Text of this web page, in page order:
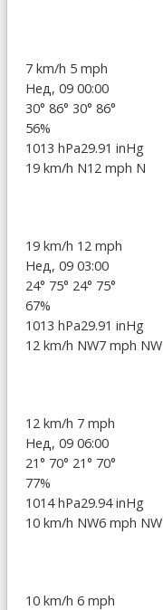
7 km/h 5 mph
Нед, 09 00:00
30° 86° 30° 86°
56%
1013 hPa29.91 inHg
19 km/h N12 mph N
19 km/h 12 mph
Нед, 09 03:00
24° 75° 24° 75°
67%
1013 hPa29.91 inHg
12 km/h NW7 mph NW
12 km/h 7 mph
Нед, 09 06:00
21° 70° 21° 70°
77%
1014 hPa29.94 inHg
10 km/h NW6 mph NW
10 km/h 6 mph